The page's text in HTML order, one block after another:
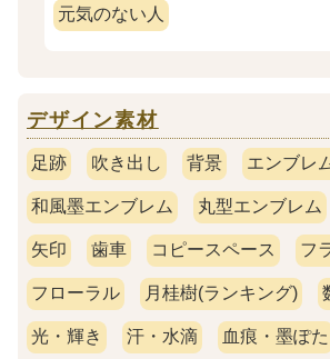
元気のない人
デザイン素材
足跡 吹き出し 背景 エンブレ
和風墨エンブレム 丸型エンブレム
矢印 歯車 コピースペース フ
フローラル 月桂樹(ランキング)
光・輝き 汗・水滴 血痕・墨ぽた